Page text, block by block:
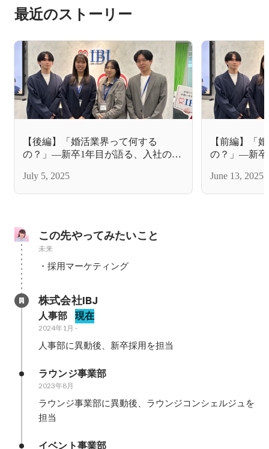
最近のストーリー
【後編】「婚活業界って何する
の？」—新卒1年目が語る、入社の決
July 5, 2025
【前編】「
の？」—新卒
June 13, 2025
この先やってみたいこと
未来
・採用マーケティング
株式会社IBJ
人事部 現在
2024年1月 -
人事部に異動後、新卒採用を担当
ラウンジ事業部
2023年8月
ラウンジ事業部に異動後、ラウンジコンシェルジュを
担当
イベント事業部